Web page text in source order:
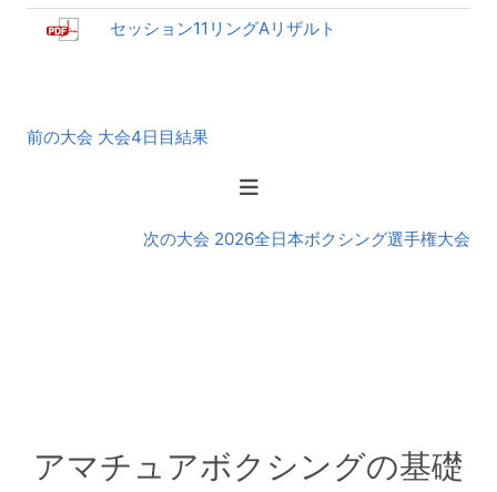
セッション11リングAリザルト
後
前の大会 大会4日目結果
次の大会 2026全日本ボクシング選手権大会
アマチュアボクシングの基礎